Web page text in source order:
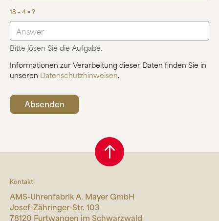
18 – 4 = ?
Bitte lösen Sie die Aufgabe.
Informationen zur Verarbeitung dieser Daten finden Sie in
unseren Datenschutzhinweisen.
Kontakt
AMS-Uhrenfabrik A. Mayer GmbH
Josef-Zähringer-Str. 103
78120 Furtwangen im Schwarzwald